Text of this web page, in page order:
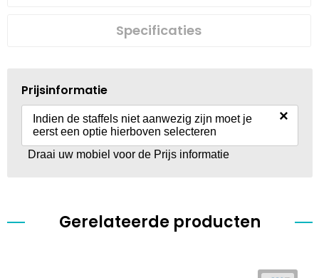
Specificaties
Prijsinformatie
Indien de staffels niet aanwezig zijn moet je
eerst een optie hierboven selecteren
×
Draai uw mobiel voor de Prijs informatie
Gerelateerde producten